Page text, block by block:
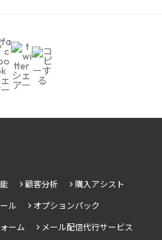
顧客分析 購入アシスト
ル オプションパック
ーム メール配信代行サービス